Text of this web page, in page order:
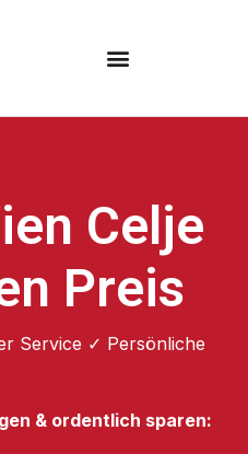
Celje
Preis
Service ✓ Persönliche
& ordentlich sparen: